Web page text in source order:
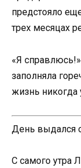
предстояло
трех месяцах
«Я
заполняла
жизнь
День выдался
С самого утра